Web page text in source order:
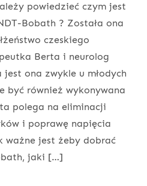
powiedzieć czym jest
Bobath ? Została ona
czeskiego
Berta i neurolog
ona zwykle u młodych
być również wykonywana
polega na eliminacji
i poprawę napięcia
ważne jest żeby dobrać
jaki […]